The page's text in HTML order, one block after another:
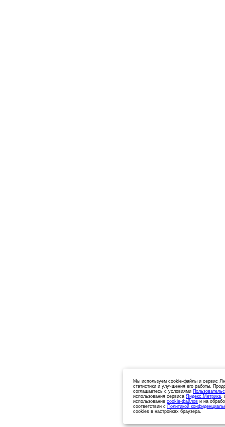
Мы используем cookie-файлы и сервис
статистики и улучшения его работы.
соглашаетесь с условиями
использования сервиса Яндекс.Метрика,
использование cookie-файлов и на
соответствии с Политикой
cookies в настройках браузера.